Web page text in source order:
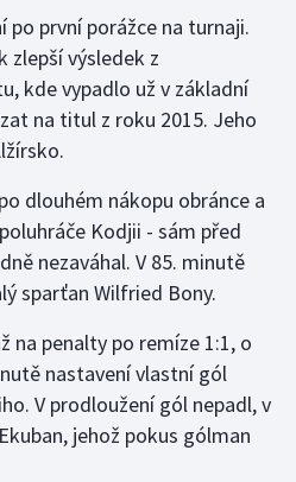
po první porážce na turnaji.
zlepší výsledek z
kde vypadlo už v základní
na titul z roku 2015. Jeho
dlouhém nákopu obránce a
Kodjii - sám před
nezaváhal. V 85. minutě
sparťan Wilfried Bony.
na penalty po remíze 1:1, o
nastavení vlastní gól
V prodloužení gól nepadl, v
jehož pokus gólman